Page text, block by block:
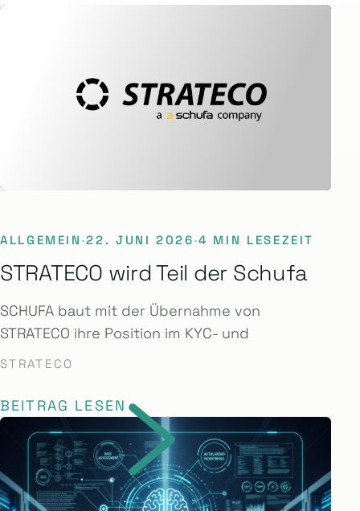
ALLGEMEIN ·22. JUNI 2026·4 MIN LESEZEIT
STRATECO wird Teil der Schufa
SCHUFA baut mit der Übernahme von
STRATECO ihre Position im KYC- und
STRATECO
BEITRAG LESEN